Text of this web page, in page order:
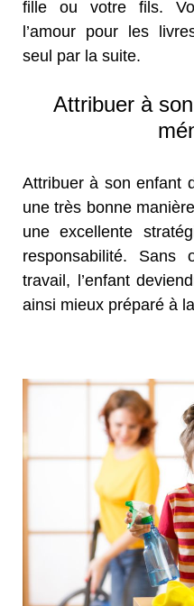
fille ou votre fils.
l’amour pour les
seul par la suite.
Attribuer à
Attribuer à son enfant
une très bonne
une excellente
responsabilité.
travail, l’enfant
ainsi mieux préparé à